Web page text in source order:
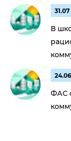
31.07
В
24.06
ФАС